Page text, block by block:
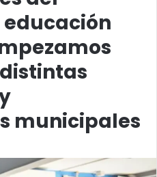
municipales